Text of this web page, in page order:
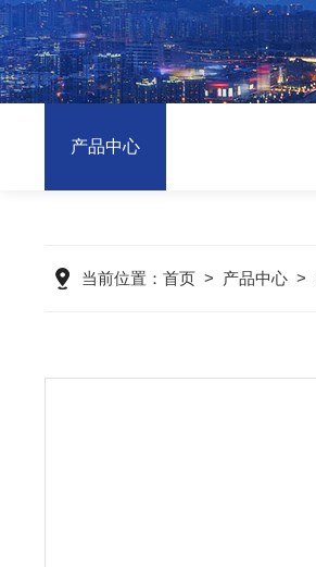
产品中心
当前位置： 首页> 产品中心>